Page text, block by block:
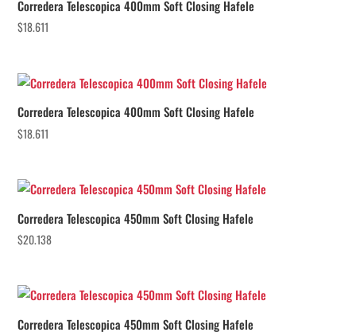
Corredera Telescopica 400mm Soft Closing Hafele
$18.611
Corredera Telescopica 400mm Soft Closing Hafele
$18.611
Corredera Telescopica 450mm Soft Closing Hafele
$20.138
Corredera Telescopica 450mm Soft Closing Hafele